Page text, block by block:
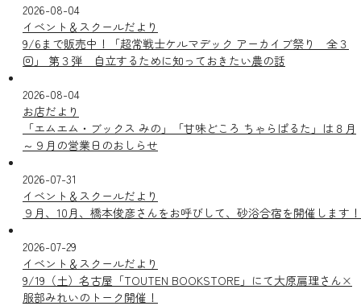
2026-08-04
イベント＆スクールだより
9/6まで販売中！「超常戦士ケルマデック アーカイブ祭り 全３
回」 第３弾 自立するために知っておきたい農の話
2026-08-04
お店だより
「エムエム・ブックス みの」「甘味どころ ちゃらぱるた」は８月
～９月の営業日のおしらせ
2026-07-31
イベント＆スクールだより
９月、10月、橋本俊彦さんをお呼びして、砂浴合宿を開催します！
2026-07-29
イベント＆スクールだより
9/19（土）名古屋「TOUTEN BOOKSTORE」にて大原扁理さん×
服部みれいのトーク開催！